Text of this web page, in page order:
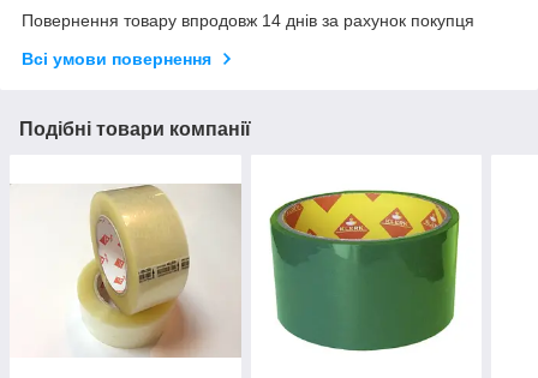
Повернення товару впродовж 14 днів за рахунок покупця
Всі умови повернення
Подібні товари компанії